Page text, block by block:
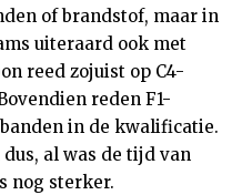
of brandstof, maar in
uiteraard ook met
reed zojuist op C4-
reden F1-
in de kwalificatie.
al was de tijd van
nog sterker.